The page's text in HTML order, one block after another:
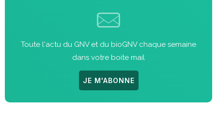
Toute l'actu du GNV et du bioGNV chaque semaine
dans votre boite mail
JE M'ABONNE